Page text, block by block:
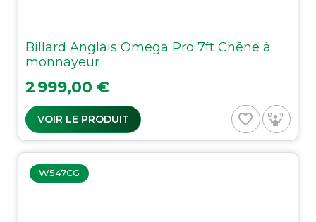
Billard Anglais Omega Pro 7ft Chêne à
monnayeur
Prix
2 999,00 €
VOIR LE PRODUIT favorite_border
W547CG